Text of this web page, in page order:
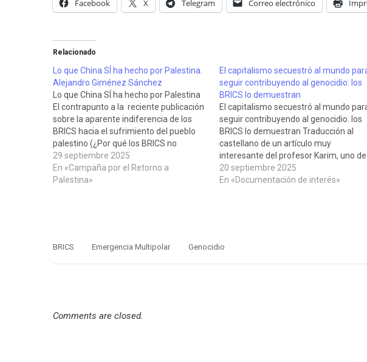
Facebook X Telegram Correo electrónico
Relacionado
Lo que China SÍ ha hecho por Palestina.
Alejandro Giménez Sánchez
Lo que China SÍ ha hecho por Palestina
El contrapunto a la reciente publicación
sobre la aparente indiferencia de los
BRICS hacia el sufrimiento del pueblo
palestino (¿Por qué los BRICS no
denuncian el actual genocidio en Gaza?,
de Eric Toussaint), con unas cuantas
buenas razones para explicar el
29 septiembre 2025
En «Campaña por el Retorno a
Palestina»
El capitalismo secuestró al mundo
seguir contribuyendo al genocidio: los
BRICS lo demuestran
El capitalismo secuestró al mundo
seguir contribuyendo al genocidio: los
BRICS lo demuestran Traducción al
castellano de un artículo muy
interesante del profesor Karim, uno de
los fundadores de BettBeat Media, una
plataforma donde él y su
20 septiembre 2025
En «Documentación de interés»
BRICS Emergencia Multipolar Genocidio
Comments are closed.